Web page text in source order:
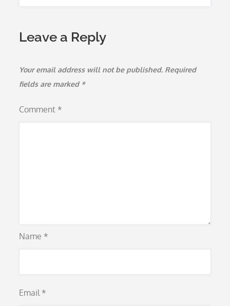
Leave a Reply
Your email address will not be published. Required
fields are marked *
Comment *
Name *
Email *